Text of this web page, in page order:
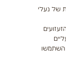
של נעלי
ובינתיים השתמשו